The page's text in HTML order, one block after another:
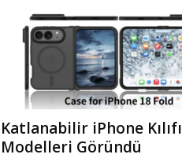
r
l
i
E
Katlanabilir iPhone Kılıfı
Modelleri Göründü